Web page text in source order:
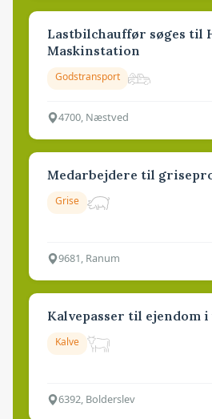
Lastbilchauffør søges til
Maskinstation
Godstransport
4700, Næstved
Medarbejdere til
Grise
9681, Ranum
Kalvepasser til ejendom
Kalve
6392, Bolderslev